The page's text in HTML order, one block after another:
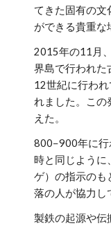
てきた固有の文
ができる貴重な
2015年の11月
界島で行われ
12世紀に行わ
れました。この
えた。
800−900年に行
時と同じように
ゲ）の指示のも
落の人が協力し
製鉄の起源や伝